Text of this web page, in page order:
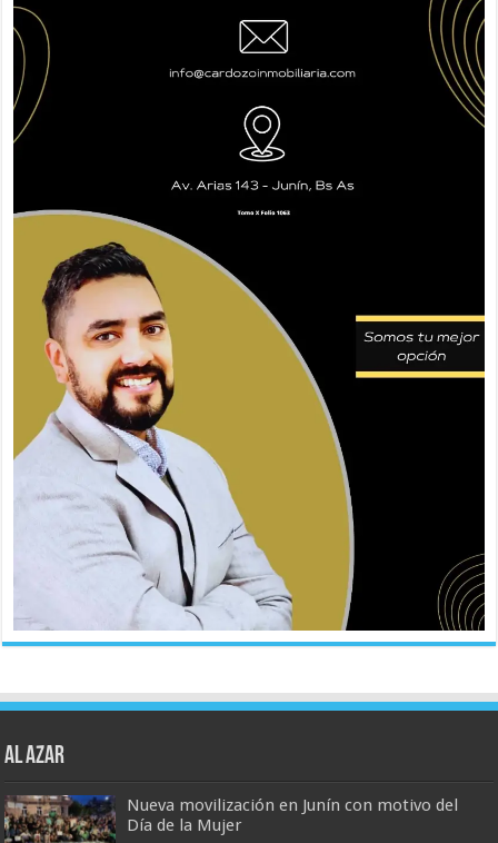
AL AZAR
Nueva movilización en Junín con motivo del
Día de la Mujer